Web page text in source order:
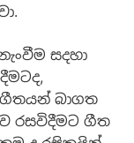
සදහා
බාගත
රසවිදීමට ගීත